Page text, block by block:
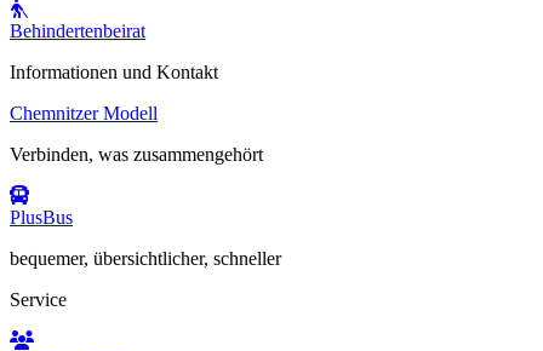
Behindertenbeirat
Informationen und Kontakt
Chemnitzer Modell
Verbinden, was zusammengehört
PlusBus
bequemer, übersichtlicher, schneller
Service